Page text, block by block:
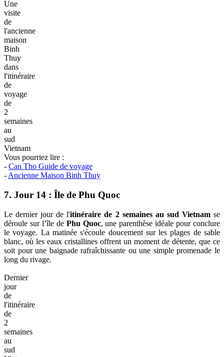
Une
visite
de
l'ancienne
Binh
dans
l'itinéraire
de
voyage
de
2
semaines
au
sud
Vietnam
Vous pourriez lire :
-Can Tho Guide de voyage
-
7. Jour 14 : Île de Phu Quoc